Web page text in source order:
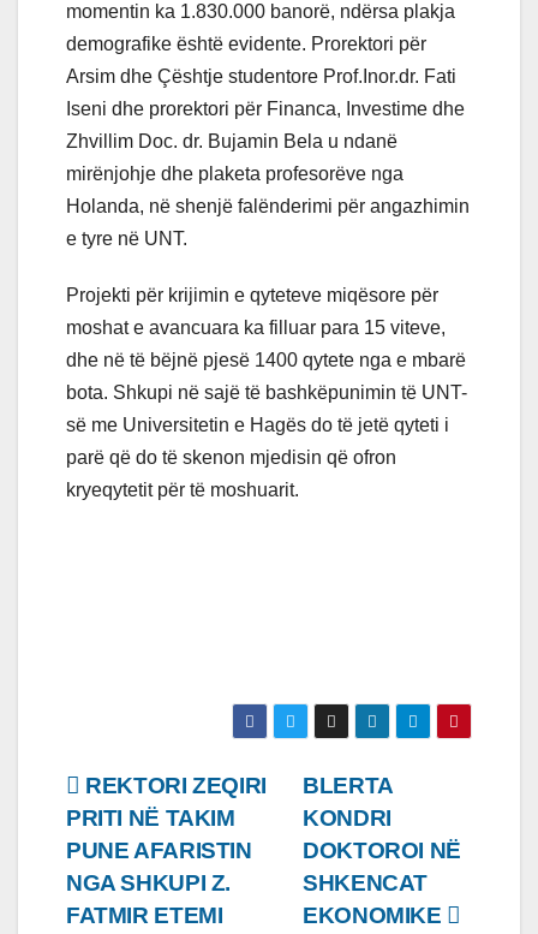
momentin ka 1.830.000 banorë, ndërsa plakja
demografike është evidente. Prorektori për
Arsim dhe Çështje studentore Prof.Inor.dr. Fati
Iseni dhe prorektori për Financa, Investime dhe
Zhvillim Doc. dr. Bujamin Bela u ndanë
mirënjohje dhe plaketa profesorëve nga
Holanda, në shenjë falënderimi për angazhimin
e tyre në UNT.
Projekti për krijimin e qyteteve miqësore për
moshat e avancuara ka filluar para 15 viteve,
dhe në të bëjnë pjesë 1400 qytete nga e mbarë
bota. Shkupi në sajë të bashkëpunimin të UNT-
së me Universitetin e Hagës do të jetë qyteti i
parë që do të skenon mjedisin që ofron
kryeqytetit për të moshuarit.
Lëvizje
te
postimet
BLERTA
KONDRI
DOKTOROI NË
SHKENCAT
EKONOMIKE
REKTORI ZEQIRI
PRITI NË TAKIM
PUNE AFARISTIN
NGA SHKUPI Z.
FATMIR ETEMI